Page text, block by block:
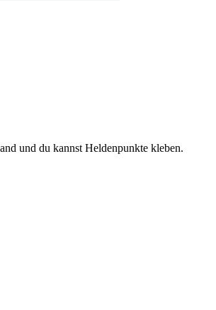
und du kannst Heldenpunkte kleben.